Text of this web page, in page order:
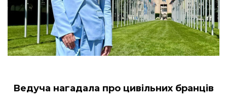
Ведуча нагадала про цивільних бранців